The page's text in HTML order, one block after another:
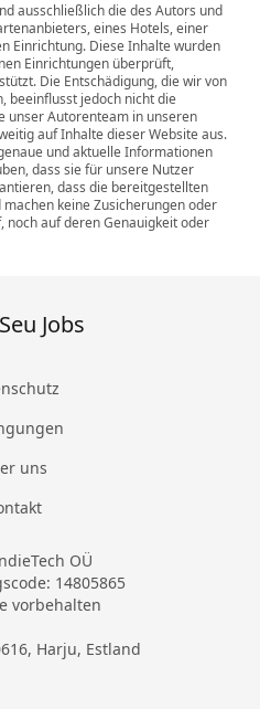
ausschließlich die des Autors und
eines Hotels, einer
Einrichtung. Diese Inhalte wurden
Einrichtungen überprüft,
Die Entschädigung, die wir von
beeinflusst jedoch nicht die
unser Autorenteam in unseren
auf Inhalte dieser Website aus.
und aktuelle Informationen
dass sie für unsere Nutzer
dass die bereitgestellten
keine Zusicherungen oder
noch auf deren Genauigkeit oder
Seu Jobs
uns
OÜ
14805865
vorbehalten
Harju, Estland